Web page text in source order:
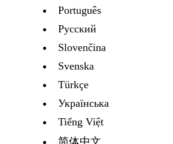
Português
Русский
Slovenčina
Svenska
Türkçe
Украïнська
Tiếng Việt
简体中文